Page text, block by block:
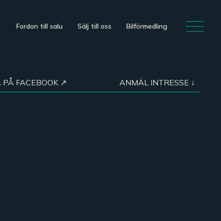
Fordon till salu Sälj till oss Bilförmedling
PÅ FACEBOOK ↗ ANMÄL INTRESSE ↓